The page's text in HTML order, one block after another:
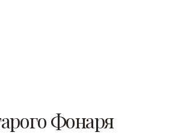
Фонаря